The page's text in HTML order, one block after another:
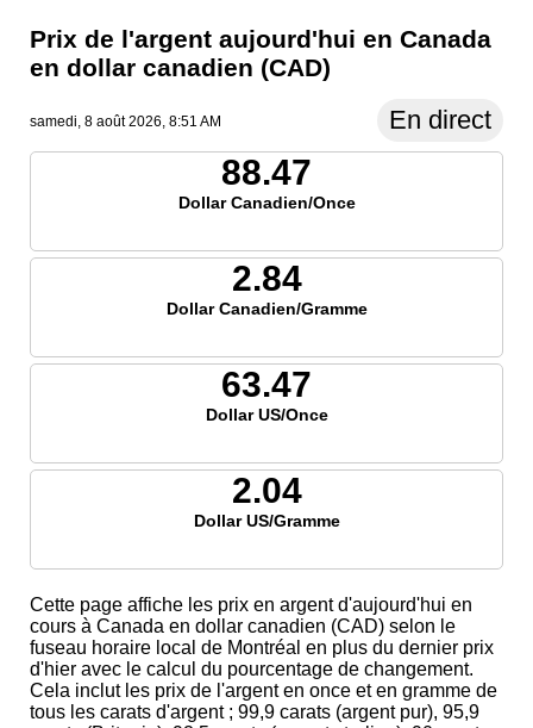
Prix ​​de l'argent aujourd'hui en Canada
en dollar canadien (CAD)
samedi, 8 août 2026, 8:51 AM En direct
88.47
Dollar Canadien/Once
2.84
Dollar Canadien/Gramme
63.47
Dollar US/Once
2.04
Dollar US/Gramme
Cette page affiche les prix en argent d'aujourd'hui en
cours à Canada en dollar canadien (CAD) selon le
fuseau horaire local de Montréal en plus du dernier prix
d'hier avec le calcul du pourcentage de changement.
Cela inclut les prix de l'argent en once et en gramme de
tous les carats d'argent ; 99,9 carats (argent pur), 95,9